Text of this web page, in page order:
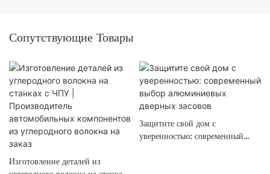
Сопутствующие Товары
Изготовление деталей из
Защитите свой дом с
уверенностью: современный